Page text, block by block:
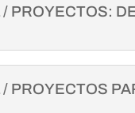
PROYECTOS:
PROYECTOS